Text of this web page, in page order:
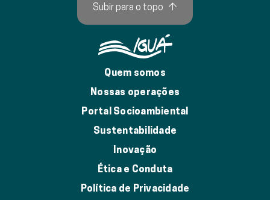
Quem somos
Nossas operações
Portal Socioambiental
Sustentabilidade
Inovação
Ética e Conduta
Política de Privacidade
Subir para o topo ↑